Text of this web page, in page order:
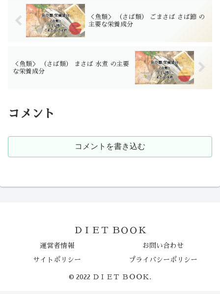
＜魚類＞ （さば類） ごまさば さば節 の
主要な栄養成分
＜魚類＞ （さば類） まさば 水煮 の主要
な栄養成分
コメント
コメントを書き込む
ＤＩＥＴ ＢＯＯＫ
運営者情報 お問い合わせ
サイトポリシー プライバシーポリシー
© 2022 ＤＩＥＴ ＢＯＯＫ.